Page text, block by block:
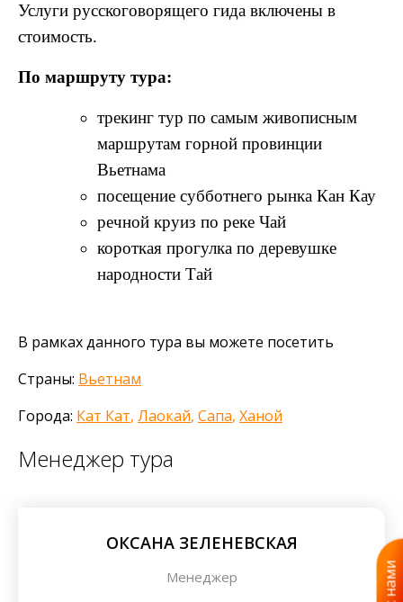
Услуги русскоговорящего гида включены в
стоимость.
По маршруту тура:
трекинг тур по самым живописным
маршрутам горной провинции
Вьетнама
посещение субботнего рынка Кан Кау
речной круиз по реке Чай
короткая прогулка по деревушке
народности Тай
В рамках данного тура вы можете посетить
Страны: Вьетнам
Города: Кат Кат, Лаокай, Сапа, Ханой
Менеджер тура
ОКСАНА ЗЕЛЕНЕВСКАЯ
Менеджер